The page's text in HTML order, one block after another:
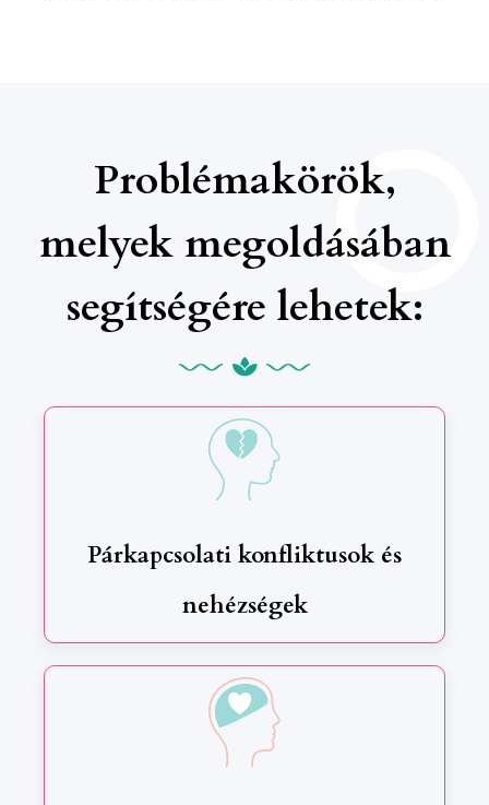
Problémakörök,
melyek megoldásában
segítségére lehetek:
Párkapcsolati konfliktusok és
nehézségek